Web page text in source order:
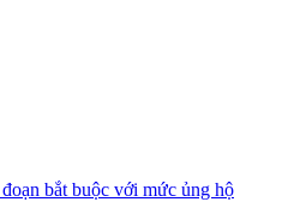
bắt buộc với mức ủng hộ